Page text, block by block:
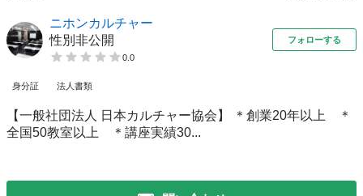
ニホンカルチャー
性別非公開
0.0
フォローする
身分証 法人書類
【一般社団法人 日本カルチャー協会】 ＊創業20年以上 ＊
全国50教室以上 ＊講座実績30...